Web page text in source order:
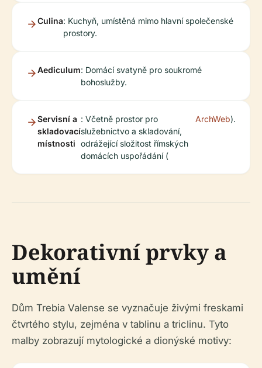
Culina: Kuchyň, umístěná mimo hlavní společenské
prostory.
Aediculum: Domácí svatyně pro soukromé
bohoslužby.
Servisní a
skladovací
místnosti
: Včetně prostor pro
služebnictvo a skladování,
odrážející složitost římských
domácích uspořádání (
ArchWeb).
Dekorativní prvky a
umění
Dům Trebia Valense se vyznačuje živými freskami
čtvrtého stylu, zejména v tablinu a triclinu. Tyto
malby zobrazují mytologické a dionýské motivy: